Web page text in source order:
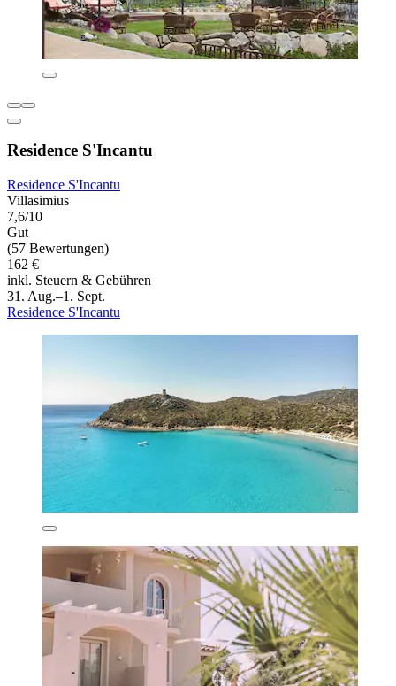
Residence S'Incantu
Residence S'Incantu
Villasimius
7,6/10
Gut
(57 Bewertungen)
162 €
inkl. Steuern & Gebühren
31. Aug.–1. Sept.
Residence S'Incantu